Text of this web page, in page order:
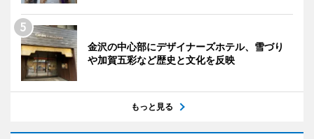
金沢の中心部にデザイナーズホテル、雪づり
や加賀五彩など歴史と文化を反映
もっと見る